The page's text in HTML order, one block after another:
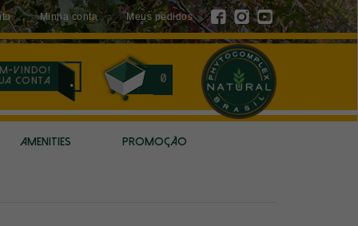
Minha conta Meus pedidos
vindo!
conta
0
AMENITIES PROMOÇÃO